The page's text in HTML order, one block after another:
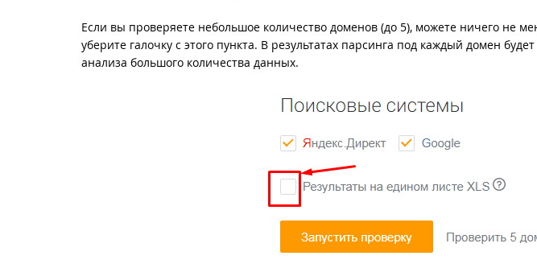
Если вы проверяете небольшое количество доменов (до 5), можете ничего не
уберите галочку с этого пункта. В результатах парсинга под каждый домен
анализа большого количества данных.